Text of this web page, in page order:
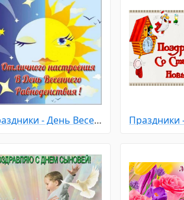
Праздники - День Весеннего Равноденствия